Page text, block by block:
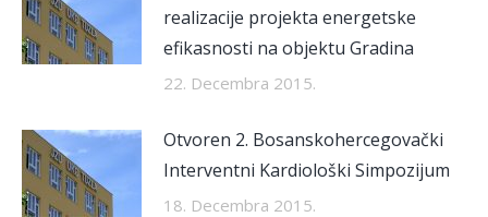
realizacije projekta energetske
efikasnosti na objektu Gradina
22. Decembra 2015.
Otvoren 2. Bosanskohercegovački
Interventni Kardiološki Simpozijum
18. Decembra 2015.